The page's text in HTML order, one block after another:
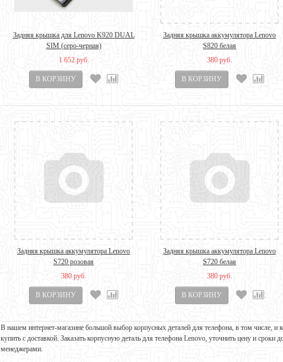
Задняя крышка для Lenovo K920 DUAL
SIM (серо-черная)
1 652 руб.
Задняя крышка аккумулятора Lenovo
S820 белая
380 руб.
Задняя крышка аккумулятора Lenovo
S720 розовая
380 руб.
Задняя крышка аккумулятора Lenovo
S720 белая
380 руб.
В нашем интернет-магазине большой выбор корпусных деталей для телефона, в том числе,
купить с доставкой. Заказать корпусную деталь для телефона Lenovo, уточнить цену и
менеджерами.